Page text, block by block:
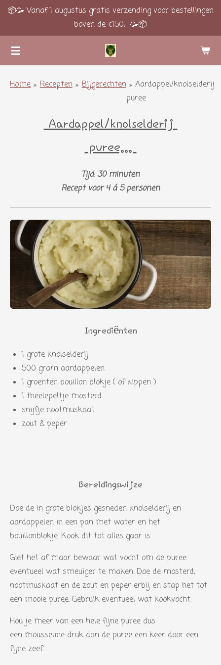
Ga
de
hoofdinhoud
📦🥳 Vanaf 1 augustus gratis verzending voor bestellingen
boven de €150,- 🥳📦
Home » Recepten » Bijgerechten » Aardappel/knolselderij
puree
Aardappel/knolselderij
puree...
Tijd: 30 minuten
Recept voor 4 á 5 personen
Ingrediënten
1 grote knolselderij
500 gram aardappelen
1 groenten bouillon blokje ( of kippen )
1 theelepeltje mosterd
snijfje nootmuskaat
zout & peper
Bereidingswijze
Doe de in grote blokjes gesneden knolselderij en
aardappelen in een pan met water en het
bouillonblokje. Kook dit tot alles gaar is.
Giet het af maar bewaar wat vocht om de puree
eventueel wat smeuïger te maken. Doe de mosterd,
nootmuskaat en de zout en peper erbij en stap het tot
een mooie puree. Gebruik eventueel wat kookvocht.
Hou je meer van een hele fijne puree dus
een mousseline druk dan de puree een keer door een
fijne zeef.